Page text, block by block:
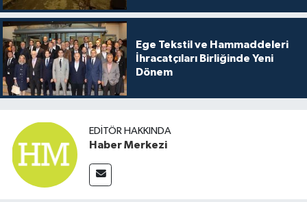
Ege Tekstil ve Hammaddeleri
İhracatçıları Birliğinde Yeni
Dönem
EDITÖR HAKKINDA
Haber Merkezi